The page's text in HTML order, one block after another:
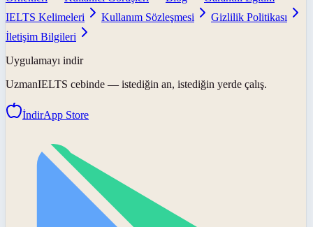
IELTS Kelimeleri
Kullanım Sözleşmesi
Gizlilik Politikası
İletişim Bilgileri
Uygulamayı indir
UzmanIELTS cebinde — istediğin an, istediğin yerde çalış.
İndirApp Store